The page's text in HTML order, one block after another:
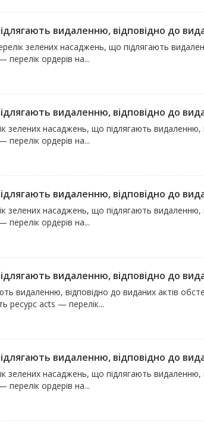
видаленню, відповідно до
зелених насаджень, що підлягають
ордерів на...
видаленню, відповідно до
зелених насаджень, що підлягають видаленню,
ордерів на...
видаленню, відповідно до
зелених насаджень, що підлягають видаленню,
ордерів на...
видаленню, відповідно до
видаленню, відповідно до виданих актів
ресурс acts — перелік...
видаленню, відповідно до
зелених насаджень, що підлягають видаленню,
ордерів на...